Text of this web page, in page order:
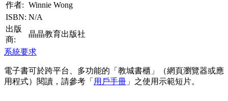
作者: Winnie Wong
ISBN: N/A
出版
商:
晶晶教育出版社
系統要求
電子書可於跨平台、多功能的「教城書櫃」（網頁瀏覽器或應
用程式）閱讀，請參考「 用戶手冊 」之使用示範短片。